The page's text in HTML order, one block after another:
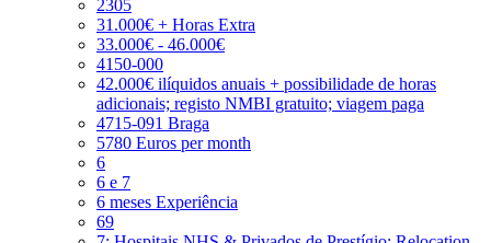
2305
31.000€ + Horas Extra
33.000€ - 46.000€
4150-000
42.000€ ilíquidos anuais + possibilidade de horas
adicionais; registo NMBI gratuito; viagem paga
4715-091 Braga
5780 Euros per month
6
6 e 7
6 meses Experiência
69